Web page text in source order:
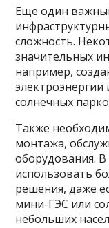
Еще один
сложность.
значительных
например,
солнечных
Также
монтажа,
оборудования. В
использовать
решения, даже
мини-ГЭС или
небольших